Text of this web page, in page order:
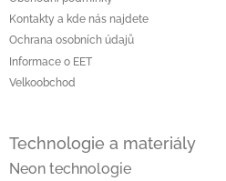
Kontakty a kde nás najdete
Ochrana osobních údajů
Informace o EET
Velkoobchod
Technologie a materiály
Neon technologie